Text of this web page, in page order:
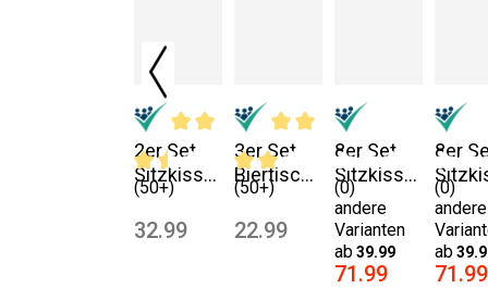
(50+)
2er Set
Sitzkisse
n mit
Bändern
32.99
(50+)
3er Set
Biertischa
uflagense
t beige
22.99
(0)
8er Set
Sitzkisse
n
40x40x6
cm braun-
meliert
andere
Varianten
ab39.99
71.99
(0)
8er
n
cm
meliert
andere
ab
71.99